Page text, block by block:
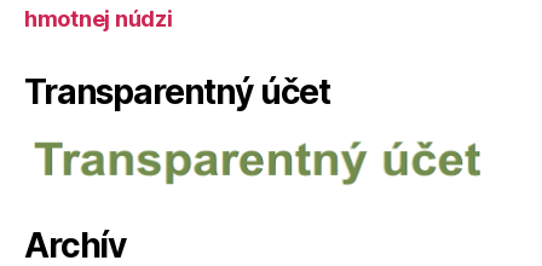
hmotnej núdzi
Transparentný účet
Archív